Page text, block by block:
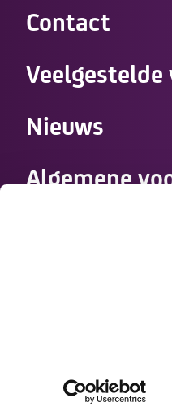
Contact
Veelgestelde
Nieuws
Algemene